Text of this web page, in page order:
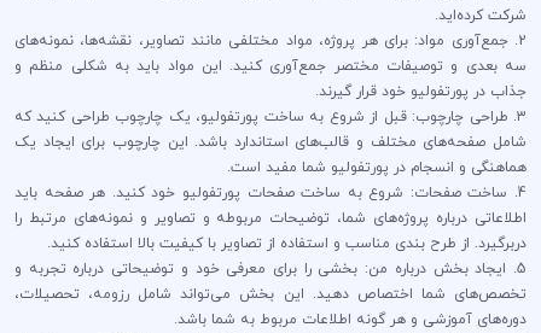
شرکت کرده‌اید.
2. جمع‌آوری مواد: برای هر پروژه، مواد مختلفی مانند تصاویر، نقشه‌ها، نمونه‌های
سه بعدی و توصیفات مختصر جمع‌آوری کنید. این مواد باید به شکلی منظم و
جذاب در پورتفولیو خود قرار گیرند.
3. طراحی چارچوب: قبل از شروع به ساخت پورتفولیو، یک چارچوب طراحی کنید که
شامل صفحه‌های مختلف و قالب‌های استاندارد باشد. این چارچوب برای ایجاد یک
هماهنگی و انسجام در پورتفولیو شما مفید است.
4. ساخت صفحات: شروع به ساخت صفحات پورتفولیو خود کنید. هر صفحه باید
اطلاعاتی درباره پروژه‌های شما، توضیحات مربوطه و تصاویر و نمونه‌های مرتبط را
دربرگیرد. از طرح بندی مناسب و استفاده از تصاویر با کیفیت بالا استفاده کنید.
5. ایجاد بخش درباره من: بخشی را برای معرفی خود و توضیحاتی درباره تجربه و
تخصص‌های شما اختصاص دهید. این بخش می‌تواند شامل رزومه، تحصیلات،
دوره‌های آموزشی و هر گونه اطلاعات مربوط به شما باشد.